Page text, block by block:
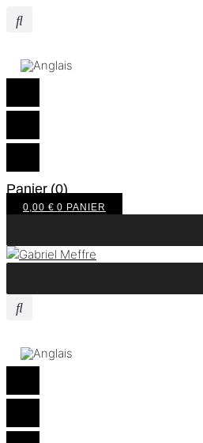
Panier (0)
0,00 € 0 PANIER